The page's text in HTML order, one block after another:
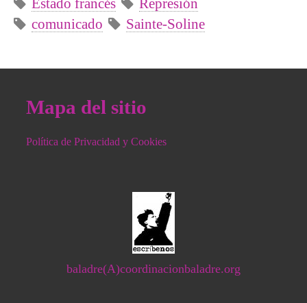
comunicado
Sainte-Soline
Mapa del sitio
Política de Privacidad y Cookies
baladre(A)coordinacionbaladre.org